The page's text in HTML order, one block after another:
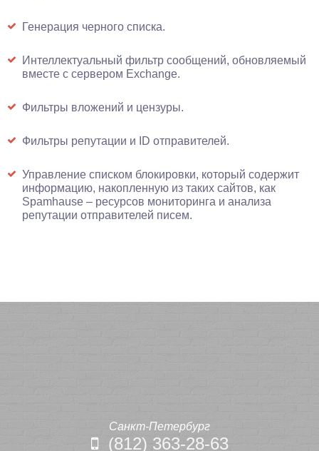
Генерация черного списка.
Интеллектуальный фильтр сообщений, обновляемый
вместе с сервером Exchange.
Фильтры вложений и цензуры.
Фильтры репутации и ID отправителей.
Управление списком блокировки, который содержит
информацию, накопленную из таких сайтов, как
Spamhause – ресурсов мониторинга и анализа
репутации отправителей писем.
Санкт-Петербург
(812) 363-28-63